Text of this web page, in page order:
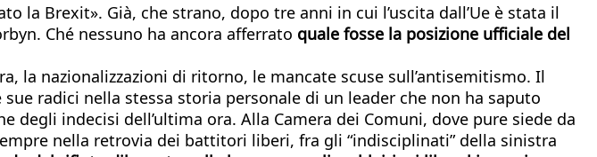
Brexit». Già, che strano, dopo tre anni in cui l’uscita dall’Ue è stata il
Ché nessuno ha ancora afferrato quale fosse la posizione ufficiale del
la nazionalizzazioni di ritorno, le mancate scuse sull’antisemitismo. Il
radici nella stessa storia personale di un leader che non ha saputo
indecisi dell’ultima ora. Alla Camera dei Comuni, dove pure siede da
nella retrovia dei battitori liberi, fra gli “indisciplinati” della sinistra